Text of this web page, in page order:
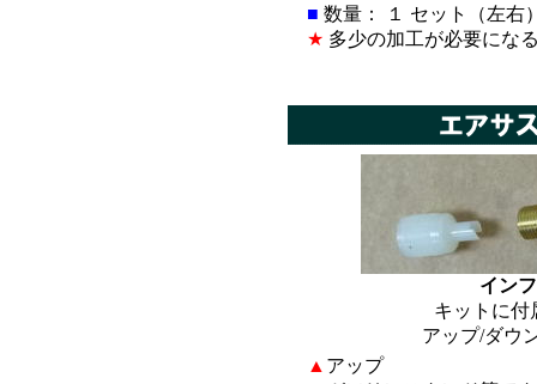
■ 数量： １ セット（左右
★ 多少の加工が必要にな
イン
キットに付
アップ/ダウ
▲ アップ